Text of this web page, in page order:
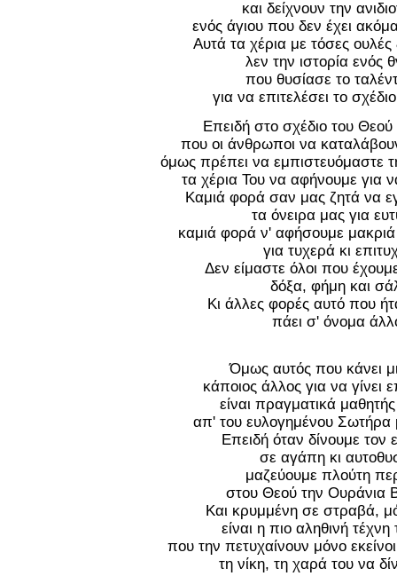
και δείχνουν την
ενός άγιου που δεν έχει
Αυτά τα χέρια με τόσες
λεν την ιστορία ενός
που θυσίασε το
για να επιτελέσει το
Επειδή στο σχέδιο του Θεού
που οι άνθρωποι να
όμως πρέπει να εμπιστευόμαστε
τα χέρια Του να αφήνουμε για
Καμιά φορά σαν μας ζητά να
τα όνειρα μας για
καμιά φορά ν' αφήσουμε μακριά
για τυχερά κι
Δεν είμαστε όλοι που
δόξα, φήμη και
Κι άλλες φορές αυτό που
πάει σ' όνομα
Όμως αυτός που κάνει
κάποιος άλλος για να γίνει
είναι πραγματικά
απ' του ευλογημένου Σωτήρα
Επειδή όταν δίνουμε τον
σε αγάπη κι
μαζεύουμε πλούτη
στου Θεού την Ουράνια
Και κρυμμένη σε στραβά,
είναι η πιο αληθινή
που την πετυχαίνουν μόνο
τη νίκη, τη χαρά του να